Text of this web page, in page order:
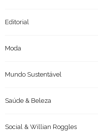
Editorial
Moda
Mundo Sustentável
Saúde & Beleza
Social & Willian Roggles